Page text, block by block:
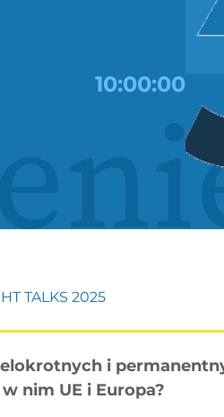
10:00:00
TALKS 2025
i
nim UE i Europa?